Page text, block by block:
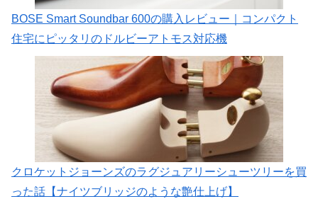
BOSE Smart Soundbar 600の購入レビュー｜コンパクト
住宅にピッタリのドルビーアトモス対応機
クロケットジョーンズのラグジュアリーシューツリーを買
った話【ナイツブリッジのような艶仕上げ】